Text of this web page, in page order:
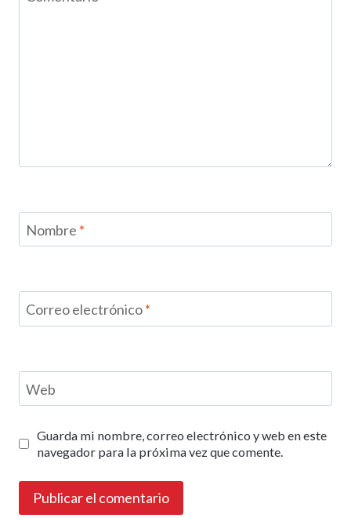
Nombre *
Correo electrónico*
Web
Guarda mi nombre, correo electrónico y web en este
navegador para la próxima vez que comente.